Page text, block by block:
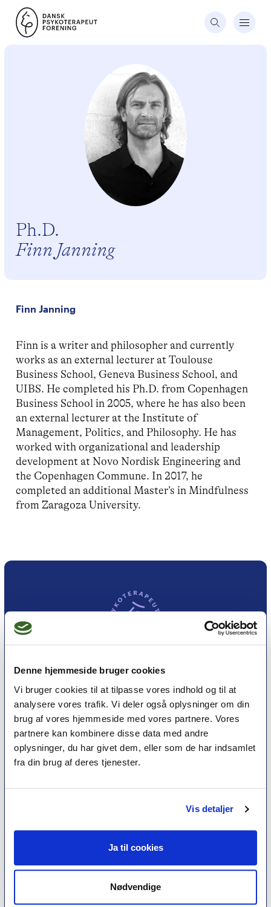
Denne hjemmeside bruger cookies
Vi bruger cookies til at tilpasse vores indhold og til at
analysere vores trafik. Vi deler også oplysninger om din
brug af vores hjemmeside med vores partnere. Vores
partnere kan kombinere disse data med andre
oplysninger, du har givet dem, eller som de har indsamlet
fra din brug af deres tjenester.
Vis detaljer
Ja til cookies
Nødvendige
Ph.D.
Finn Janning
Finn Janning
Finn is a writer and philosopher and currently
works as an external lecturer at Toulouse
Business School, Geneva Business School, and
UIBS. He completed his Ph.D. from Copenhagen
Business School in 2005, where he has also been
an external lecturer at the Institute of
Management, Politics, and Philosophy. He has
worked with organizational and leadership
development at Novo Nordisk Engineering and
the Copenhagen Commune. In 2017, he
completed an additional Master’s in Mindfulness
from Zaragoza University.
Et medlemskab af Dansk Psykoterapeutforening
er et kvalitetsstempel. Alle vores medlemmer skal
leve op til en række kriterier om uddannelse og
erfaring for at få lov til at kalde sig psykoterapeut
MPF
Find psykoterapeut
Hvad betyder titlen 'psykoterapeut MPF' ?
Psykoterapeuter nær dig